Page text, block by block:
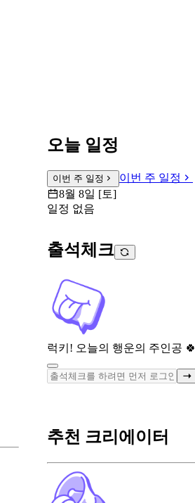
오늘 일정
이번 주 일정
이번 주 일정
8월 8일 [토]
일정 없음
출석체크
럭키! 오늘의 행운의 주인공 🍀
추천 크리에이터